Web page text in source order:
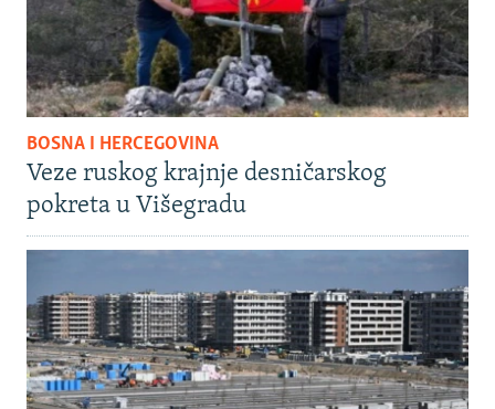
BOSNA I HERCEGOVINA
Veze ruskog krajnje desničarskog
pokreta u Višegradu